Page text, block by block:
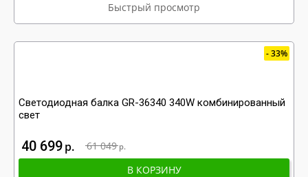
Быстрый просмотр
33%
Светодиодная балка GR-36340 340W комбинированный
свет
61 049 р
40 699р
В КОРЗИНУ